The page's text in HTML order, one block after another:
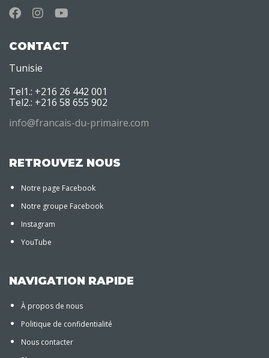
CONTACT
Tunisie
Tel1.: +216 26 442 001
Tel2.: +216 58 655 902
info@francais-du-primaire.com
RETROUVEZ NOUS
Notre page Facebook
Notre groupe Facebook
Instagram
YouTube
NAVIGATION RAPIDE
À propos de nous
Politique de confidentialité
Nous contacter